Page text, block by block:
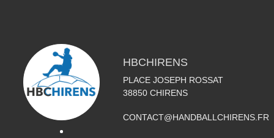
HBCHIRENS
PLACE JOSEPH ROSSAT
38850 CHIRENS
CONTACT@HANDBALLCHIRENS.FR